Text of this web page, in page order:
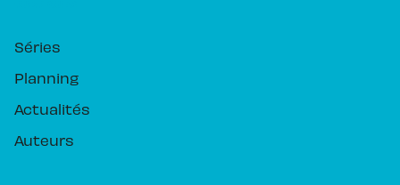
Séries
Planning
Actualités
Auteurs